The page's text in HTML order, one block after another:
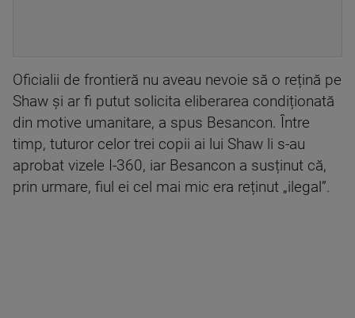
Oficialii de frontieră nu aveau nevoie să o rețină pe
Shaw și ar fi putut solicita eliberarea condiționată
din motive umanitare, a spus Besancon. Între
timp, tuturor celor trei copii ai lui Shaw li s-au
aprobat vizele I-360, iar Besancon a susținut că,
prin urmare, fiul ei cel mai mic era reținut „ilegal”.